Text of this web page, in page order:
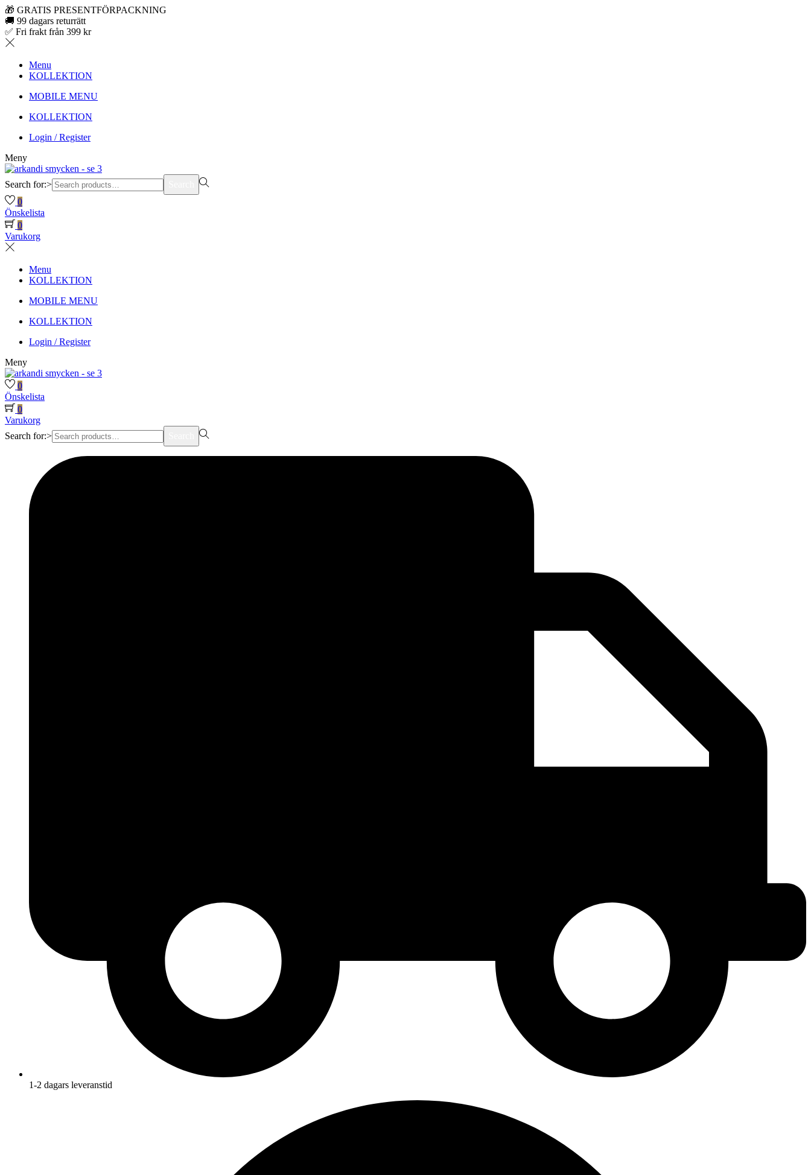
🎁 GRATIS PRESENTFÖRPACKNING
🚚 99 dagars returrätt
✅ Fri frakt från 399 kr
Menu
KOLLEKTION
MOBILE MENU
KOLLEKTION
Login / Register
Meny
Search for:>
0
Önskelista
0
Varukorg
Menu
KOLLEKTION
MOBILE MENU
KOLLEKTION
Login / Register
Meny
0
Önskelista
0
Varukorg
Search for:>
1-2 dagars leveranstid